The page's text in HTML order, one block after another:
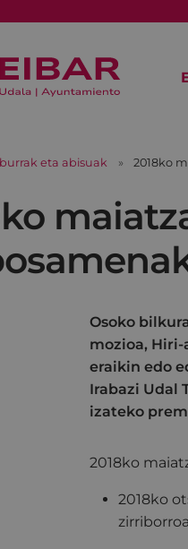
eta abisuak 2018ko
Osoko
mozioa,
eraikin edo
Irabazi Udal
izateko
2018ko
2018ko